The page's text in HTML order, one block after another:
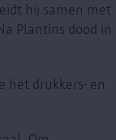
hij samen met
Plantins dood in
het drukkers- en